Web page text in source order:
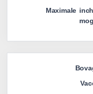
Maximale